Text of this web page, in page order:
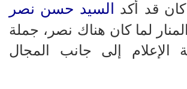
قد أكد
السيد حسن نصر
المنار لما كان هناك نصر، جملة
الإعلام إلى جانب المجال